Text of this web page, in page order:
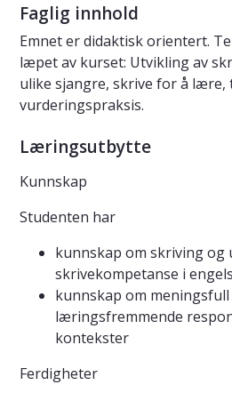
Faglig innhold
Emnet er didaktisk orientert.
læpet av kurset: Utvikling av
ulike sjangre, skrive for å
vurderingspraksis.
Læringsutbytte
Kunnskap
Studenten har
kunnskap om skriving og
skrivekompetanse i
kunnskap om
læringsfremmende
kontekster
Ferdigheter